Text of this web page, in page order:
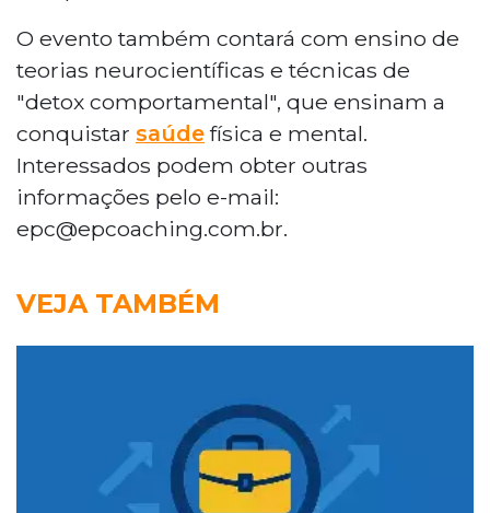
O evento também contará com ensino de
teorias neurocientíficas e técnicas de
"detox comportamental", que ensinam a
conquistar saúdefísica e mental.
Interessados podem obter outras
informações pelo e-mail:
epc@epcoaching.com.br.
VEJA TAMBÉM